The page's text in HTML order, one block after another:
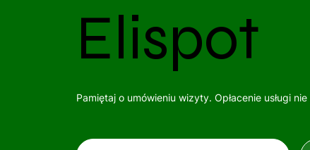
Elispot
Pamiętaj o umówieniu wizyty. Opłacenie usługi